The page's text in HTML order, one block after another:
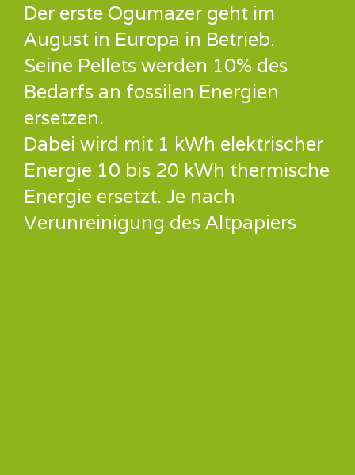
Der erste Ogumazer geht im
August in Europa in Betrieb.
Seine Pellets werden 10% des
Bedarfs an fossilen Energien
ersetzen.
Dabei wird mit 1 kWh elektrischer
Energie 10 bis 20 kWh thermische
Energie ersetzt. Je nach
Verunreinigung des Altpapiers